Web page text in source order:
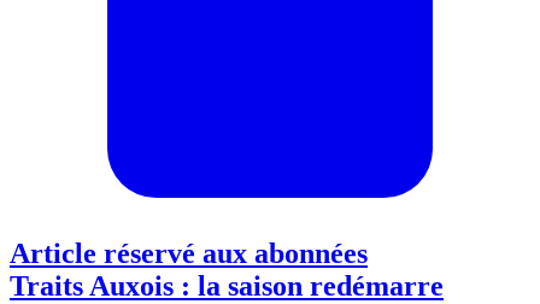
Article réservé aux abonnées
Traits Auxois : la saison redémarre